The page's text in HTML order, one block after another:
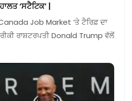
‘ਸਟੈਟਿਕ’ |
Job Market ‘ਤੇ ਟੈਰਿਫ਼ ਦਾ
ਰਾਸ਼ਟਰਪਤੀ Donald Trump ਵੱਲੋਂ